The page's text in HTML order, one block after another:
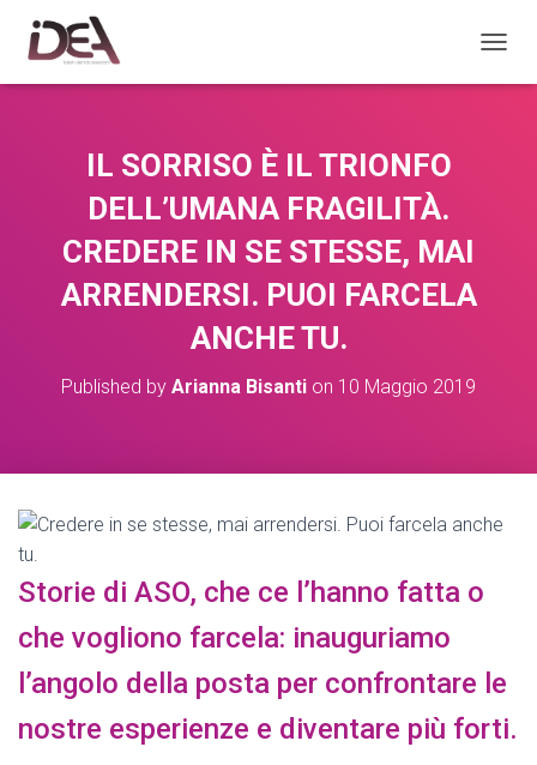
IL SORRISO È IL TRIONFO
DELL’UMANA FRAGILITÀ.
CREDERE IN SE STESSE, MAI
ARRENDERSI. PUOI FARCELA
ANCHE TU.
Published by Arianna Bisanti on 10 Maggio 2019
Storie di ASO, che ce l’hanno fatta o
che vogliono farcela: inauguriamo
l’angolo della posta per confrontare le
nostre esperienze e diventare più forti.